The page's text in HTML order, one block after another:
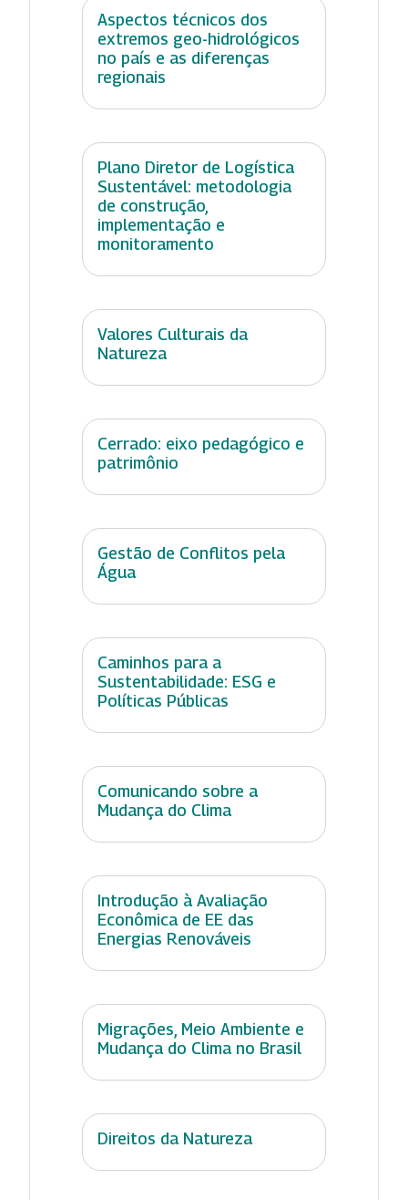
Aspectos técnicos dos
extremos geo-hidrológicos
no país e as diferenças
regionais
Plano Diretor de Logística
Sustentável: metodologia
de construção,
implementação e
monitoramento
Valores Culturais da
Natureza
Cerrado: eixo pedagógico e
patrimônio
Gestão de Conflitos pela
Água
Caminhos para a
Sustentabilidade: ESG e
Políticas Públicas
Comunicando sobre a
Mudança do Clima
Introdução à Avaliação
Econômica de EE das
Energias Renováveis
Migrações, Meio Ambiente e
Mudança do Clima no Brasil
Direitos da Natureza